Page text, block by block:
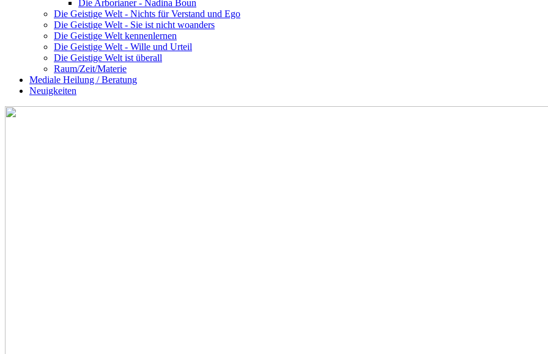
Die Arborianer - Nadina Boun
Die Geistige Welt - Nichts für Verstand und Ego
Die Geistige Welt - Sie ist nicht woanders
Die Geistige Welt kennenlernen
Die Geistige Welt - Wille und Urteil
Die Geistige Welt ist überall
Raum/Zeit/Materie
Mediale Heilung / Beratung
Neuigkeiten